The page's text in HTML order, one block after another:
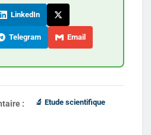
LinkedIn
Telegram Email
: 🔬 Etude scientifique